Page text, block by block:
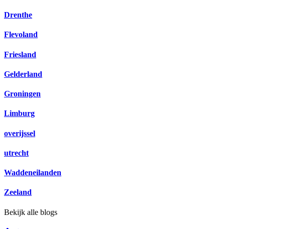
Drenthe
Flevoland
Friesland
Gelderland
Groningen
Limburg
overijssel
utrecht
Waddeneilanden
Zeeland
Bekijk alle blogs